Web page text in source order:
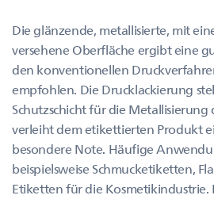
Die glänzende, metallisierte, mit
versehene Oberfläche ergibt eine
den konventionellen
empfohlen. Die Drucklackierung
Schutzschicht für die Metallisierung
verleiht dem etikettierten Produkt
besondere Note. Häufige
beispielsweise Schmucketiketten,
Etiketten für die Kosmetikindustrie.